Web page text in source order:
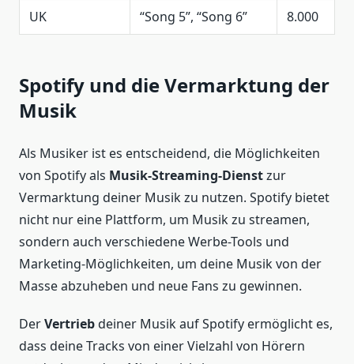
UK
“Song 5”, “Song 6” 8.000
Spotify und die Vermarktung der
Musik
Als Musiker ist es entscheidend, die Möglichkeiten
von Spotify als Musik-Streaming-Dienstzur
Vermarktung deiner Musik zu nutzen. Spotify bietet
nicht nur eine Plattform, um Musik zu streamen,
sondern auch verschiedene Werbe-Tools und
Marketing-Möglichkeiten, um deine Musik von der
Masse abzuheben und neue Fans zu gewinnen.
DerVertriebdeiner Musik auf Spotify ermöglicht es,
dass deine Tracks von einer Vielzahl von Hörern